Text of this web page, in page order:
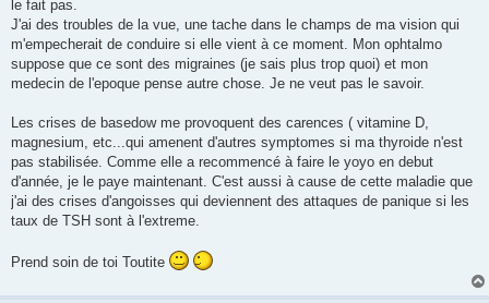
le fait pas.
J'ai des troubles de la vue, une tache dans le champs de ma vision qui
m'empecherait de conduire si elle vient à ce moment. Mon ophtalmo
suppose que ce sont des migraines (je sais plus trop quoi) et mon
medecin de l'epoque pense autre chose. Je ne veut pas le savoir.
Les crises de basedow me provoquent des carences ( vitamine D,
magnesium, etc...qui amenent d'autres symptomes si ma thyroide n'est
pas stabilisée. Comme elle a recommencé à faire le yoyo en debut
d'année, je le paye maintenant. C'est aussi à cause de cette maladie que
j'ai des crises d'angoisses qui deviennent des attaques de panique si les
taux de TSH sont à l'extreme.
Prend soin de toi Toutite